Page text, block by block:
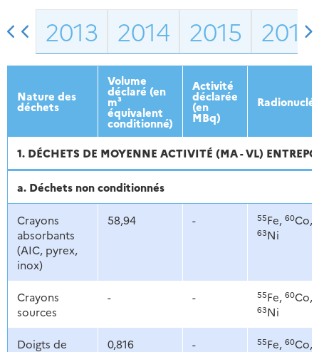
2013 2014 2015 2016
Nature des
déchets
Volume
déclaré (en
m³
équivalent
conditionné)
Activité
déclarée
(en
MBq)
1. DÉCHETS DE MOYENNE ACTIVITÉ (MA - VL)
a. Déchets non conditionnés
Crayons
absorbants
(AIC, pyrex,
inox)
58,94 - 55Fe, 60Co,
63Ni
Crayons
sources
- - 55Fe, 60Co,
63Ni
Doigts de
0,816 - 55Fe, 60Co,